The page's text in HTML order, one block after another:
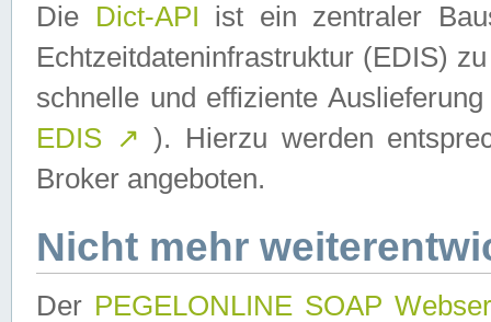
Die Dict-API ist ein zentraler
Echtzeitdateninfrastruktur (EDIS)
schnelle und effiziente
EDIS ↗ ). Hierzu werden
Broker angeboten.
Nicht mehr
Der PEGELONLINE SOAP